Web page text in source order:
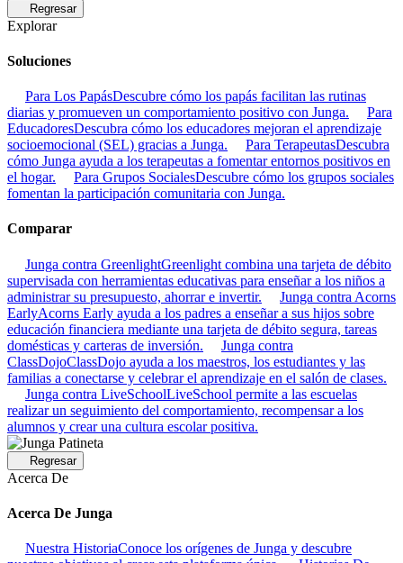
Regresar
Explorar
Soluciones
Para Los PapásDescubre cómo los papás facilitan las rutinas
diarias y promueven un comportamiento positivo con Junga.
Para
EducadoresDescubra cómo los educadores mejoran el aprendizaje
socioemocional (SEL) gracias a Junga.
Para TerapeutasDescubra
cómo Junga ayuda a los terapeutas a fomentar entornos positivos en
el hogar.
Para Grupos SocialesDescubre cómo los grupos sociales
fomentan la participación comunitaria con Junga.
Comparar
Junga contra GreenlightGreenlight combina una tarjeta de débito
supervisada con herramientas educativas para enseñar a los niños a
administrar su presupuesto, ahorrar e invertir.
Junga contra Acorns
EarlyAcorns Early ayuda a los padres a enseñar a sus hijos sobre
educación financiera mediante una tarjeta de débito segura, tareas
domésticas y carteras de inversión.
Junga contra
ClassDojoClassDojo ayuda a los maestros, los estudiantes y las
familias a conectarse y celebrar el aprendizaje en el salón de clases.
Junga contra LiveSchoolLiveSchool permite a las escuelas
realizar un seguimiento del comportamiento, recompensar a los
alumnos y crear una cultura escolar positiva.
Regresar
Acerca De
Acerca De Junga
Nuestra HistoriaConoce los orígenes de Junga y descubre